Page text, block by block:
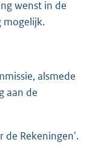
wenst in de
mogelijk.
alsmede
aan de
de Rekeningen'.